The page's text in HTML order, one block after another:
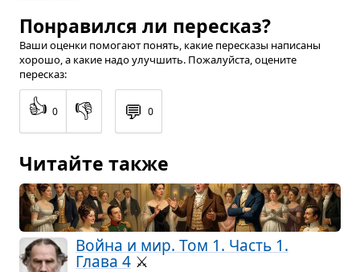
Понравился ли пересказ?
Ваши оценки помогают понять, какие пересказы написаны
хорошо, а какие надо улучшить. Пожалуйста, оцените
пересказ:
👍 0 👎 💬 0
Читайте также
Война и мир. Том 1. Часть 1.
Глава 4 ⚔️